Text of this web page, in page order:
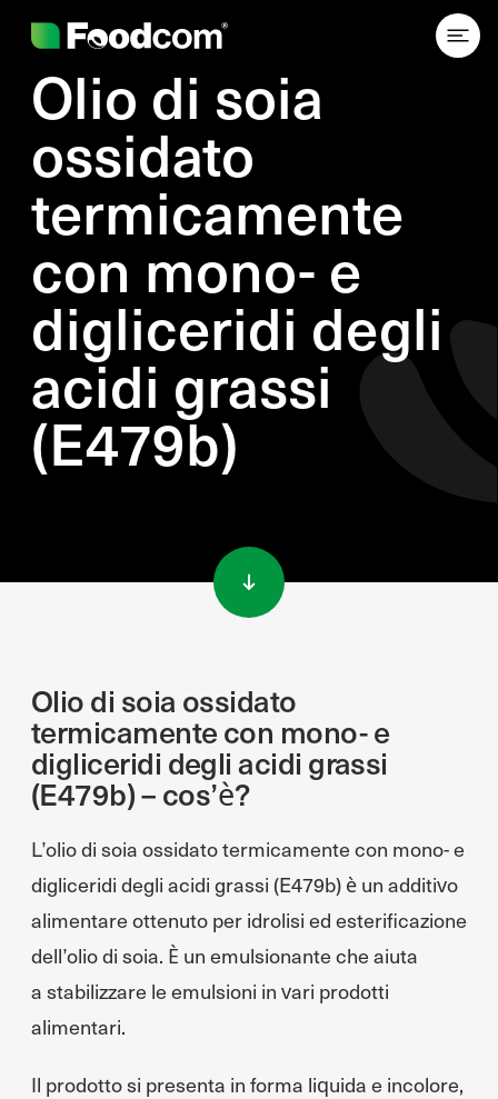
Olio di soia
ossidato
termicamente
con mono- e
digliceridi degli
acidi grassi
(E479b)
Olio di soia ossidato
termicamente con mono- e
digliceridi degli acidi grassi
(E479b) – cos’è?
L’olio di soia ossidato termicamente con mono- e
digliceridi degli acidi grassi (E479b) è un additivo
alimentare ottenuto per idrolisi ed esterificazione
dell’olio di soia. È un emulsionante che aiuta
a stabilizzare le emulsioni in vari prodotti
alimentari.
Il prodotto si presenta in forma liquida e incolore,